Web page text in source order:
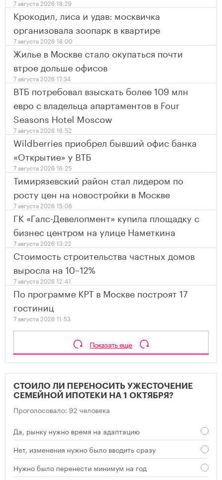
7 августа 2026 18:29
Крокодил, лиса и удав: москвичка
организовала зоопарк в квартире
7 августа 2026 18:00
Жилье в Москве стало окупаться почти
втрое дольше офисов
7 августа 2026 17:34
ВТБ потребовал взыскать более 109 млн
евро с владельца апартаментов в Four
Seasons Hotel Moscow
7 августа 2026 16:52
Wildberries приобрел бывший офис банка
«Открытие» у ВТБ
7 августа 2026 16:25
Тимирязевский район стал лидером по
росту цен на новостройки в Москве
7 августа 2026 15:06
ГК «Галс-Девелопмент» купила площадку с
бизнес центром на улице Наметкина
7 августа 2026 13:22
Стоимость строительства частных домов
выросла на 10–12%
7 августа 2026 12:41
По программе КРТ в Москве построят 17
гостиниц
7 августа 2026 11:53
Показать еще
СТОИЛО ЛИ ПЕРЕНОСИТЬ УЖЕСТОЧЕНИЕ
СЕМЕЙНОЙ ИПОТЕКИ НА 1 ОКТЯБРЯ?
Проголосовало: 92 человека
Да, рынку нужно время на адаптацию
Нет, изменения нужно было вводить сразу
Нужно было перенести минимум на год